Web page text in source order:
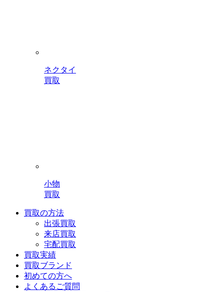
ネクタイ
買取
小物
買取
買取の方法
出張買取
来店買取
宅配買取
買取実績
買取ブランド
初めての方へ
よくあるご質問